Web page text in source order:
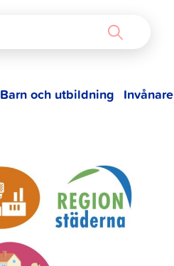
Barn och utbildning Invånare